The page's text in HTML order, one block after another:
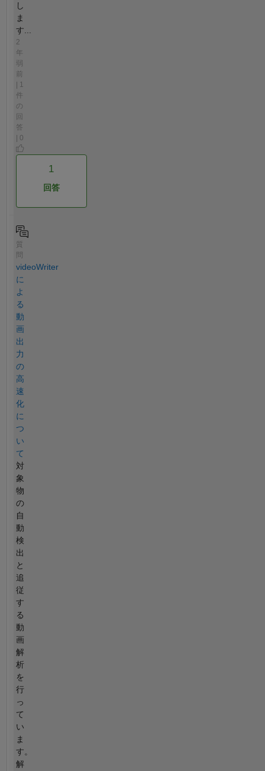
し
ま
す...
2
年
弱
前
| 1
件
の
回
答
| 0
1
回答
質
videoWriter
に
よ
る
動
画
出
力
の
高
速
化
に
つ
い
て
対
象
物
の
自
動
検
出
と
追
従
す
る
動
画
解
析
を
行
っ
て
い
ま
す。
解